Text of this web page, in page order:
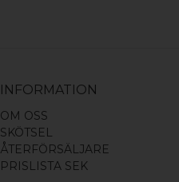
INFORMATION
OM OSS
SKÖTSEL
ÅTERFÖRSÄLJARE
PRISLISTA SEK